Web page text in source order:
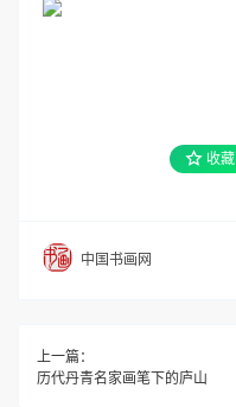
收藏
中国书画网
上一篇：
历代丹青名家画笔下的庐山